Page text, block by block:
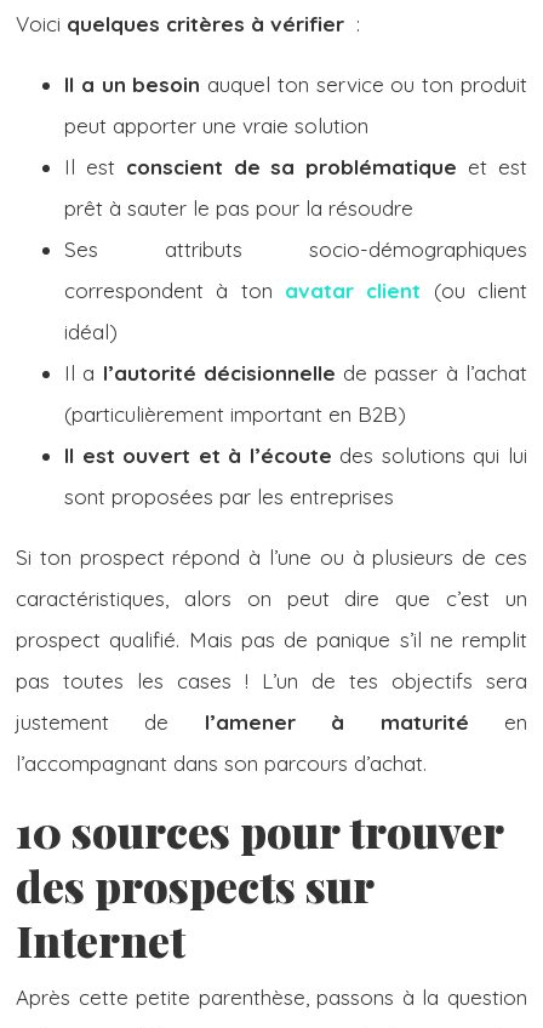
Voici quelques critères à vérifier :
Il a un besoin auquel ton service ou ton produit
peut apporter une vraie solution
Il est conscient de sa problématique et est
prêt à sauter le pas pour la résoudre
Ses attributs socio-démographiques
correspondent à ton avatar client
(ou client
idéal)
Il a l’autorité décisionnelle de passer à l’achat
(particulièrement important en B2B)
Il est ouvert et à l’écoute des solutions qui lui
sont proposées par les entreprises
Si ton prospect répond à l’une ou à plusieurs de ces
caractéristiques, alors on peut dire que c’est un
prospect qualifié. Mais pas de panique s’il ne remplit
pas toutes les cases ! L’un de tes objectifs sera
justement de l’amener à maturité en
l’accompagnant dans son parcours d’achat.
10 sources pour trouver
des prospects sur
Internet
Après cette petite parenthèse, passons à la question